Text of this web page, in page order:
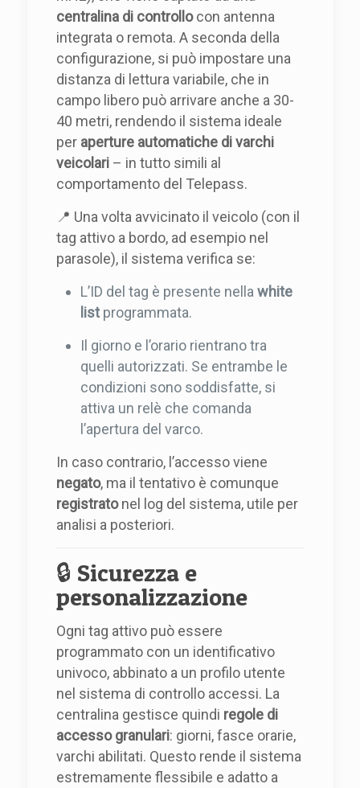
centralina di controllocon antenna
integrata o remota. A seconda della
configurazione, si può impostare una
distanza di lettura variabile, che in
campo libero può arrivare anche a 30-
40 metri, rendendo il sistema ideale
per aperture automatiche di varchi
veicolari – in tutto simili al
comportamento del Telepass.
📍 Una volta avvicinato il veicolo (con il
tag attivo a bordo, ad esempio nel
parasole), il sistema verifica se:
L’ID del tag è presente nellawhite
listprogrammata.
Il giorno e l’orario rientrano tra
quelli autorizzati. Se entrambe le
condizioni sono soddisfatte, si
attiva un relè che comanda
l’apertura del varco.
In caso contrario, l’accesso viene
negato, ma il tentativo è comunque
registratonel log del sistema, utile per
analisi a posteriori.
🔒 Sicurezza e
personalizzazione
Ogni tag attivo può essere
programmato con un identificativo
univoco, abbinato a un profilo utente
nel sistema di controllo accessi. La
centralina gestisce quindi regole di
accesso granulari: giorni, fasce orarie,
varchi abilitati. Questo rende il sistema
estremamente flessibile e adatto a